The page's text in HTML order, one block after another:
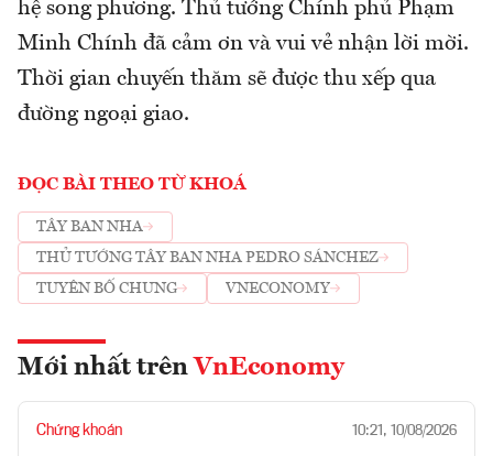
hệ song phương. Thủ tướng Chính phủ Phạm
Minh Chính đã cảm ơn và vui vẻ nhận lời mời.
Thời gian chuyến thăm sẽ được thu xếp qua
đường ngoại giao.
ĐỌC BÀI THEO TỪ KHOÁ
TÂY BAN NHA
THỦ TƯỚNG TÂY BAN NHA PEDRO SÁNCHEZ
TUYÊN BỐ CHUNG
VNECONOMY
Mới nhất trên VnEconomy
Chứng khoán 10:21, 10/08/2026